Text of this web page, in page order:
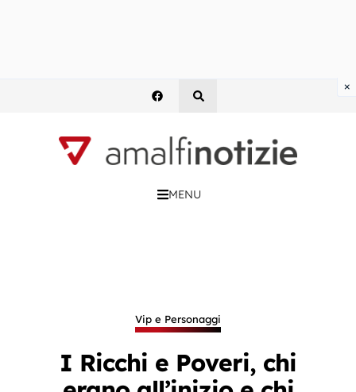
MENU
Vip e Personaggi
I Ricchi e Poveri, chi
×